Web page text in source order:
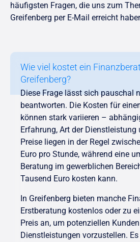
häufigsten Fragen, die uns zum
Greifenberg per E-Mail erreicht
Wie viel kostet ein
Greifenberg?
Diese Frage lässt sich pauschal
beantworten. Die Kosten für
können stark variieren –
Erfahrung, Art der Dienstleistung
Preise liegen in der Regel
Euro pro Stunde, während eine
Beratung im gewerblichen
Tausend Euro kosten kann.
In Greifenberg bieten manche
Erstberatung kostenlos oder zu
Preis an, um potenziellen
Dienstleistungen vorzustellen.